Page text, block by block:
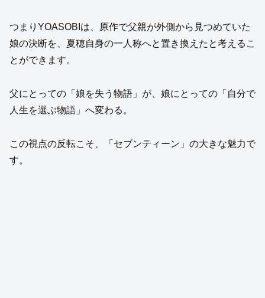
つまりYOASOBIは、原作で父親が外側から見つめていた
娘の決断を、夏穂自身の一人称へと置き換えたと考えるこ
とができます。
父にとっての「娘を失う物語」が、娘にとっての「自分で
人生を選ぶ物語」へ変わる。
この視点の反転こそ、「セブンティーン」の大きな魅力で
す。